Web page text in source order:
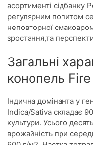
асортименті сідбанку
регулярним попитом
неповторної
зростання,та
Загальні
конопель
Індична домінанта у
Indica/Sativa складає
культури. Усього
врожайність при